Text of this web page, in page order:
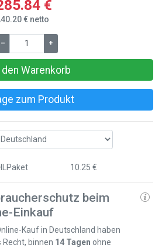
€
€ netto
– +
den Warenkorb
zum Produkt
10.25 €
beim
Einkauf
Kauf in Deutschland haben
Recht, binnen 14 Tagen ohne